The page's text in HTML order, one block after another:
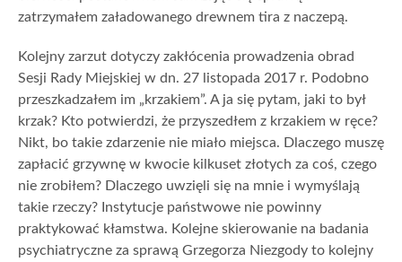
zatrzymałem załadowanego drewnem tira z naczepą.
Kolejny zarzut dotyczy zakłócenia prowadzenia obrad
Sesji Rady Miejskiej w dn. 27 listopada 2017 r. Podobno
przeszkadzałem im „krzakiem”. A ja się pytam, jaki to był
krzak? Kto potwierdzi, że przyszedłem z krzakiem w ręce?
Nikt, bo takie zdarzenie nie miało miejsca. Dlaczego muszę
zapłacić grzywnę w kwocie kilkuset złotych za coś, czego
nie zrobiłem? Dlaczego uwzięli się na mnie i wymyślają
takie rzeczy? Instytucje państwowe nie powinny
praktykować kłamstwa. Kolejne skierowanie na badania
psychiatryczne za sprawą Grzegorza Niezgody to kolejny